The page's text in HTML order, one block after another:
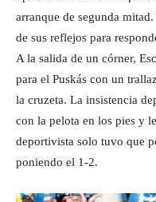
arranque de segunda
de sus reflejos para
A la salida de un córner,
para el Puskás con un
la cruzeta. La insistencia
con la pelota en los pies y
deportivista solo tuvo que
poniendo el 1-2.